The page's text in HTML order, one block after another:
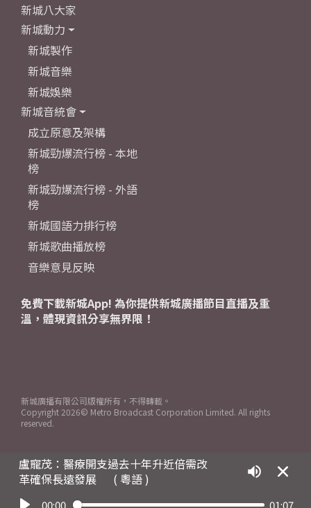
盧寵茂：醫療開支過去十年升近倍需改
革確保長遠發展
( 粵語 )
00:00 01:07
新城八大家
新城動力
新城製作
新城音樂
新城娛樂
新城音統會
成立原意及架構
新城勁爆流行榜 - 本地
榜
新城勁爆流行榜 - 外語
榜
新城國語力排行榜
新城歌曲播放榜
音樂意見反映
免費下載新城App! 為你提供新城廣播節目直播及重
溫，體現資訊分享無界限！
新城廣播有限公司版權所有，不得轉載。
Copyright 2026© Metro Broadcast Corporation Limited. All rights
reserved.